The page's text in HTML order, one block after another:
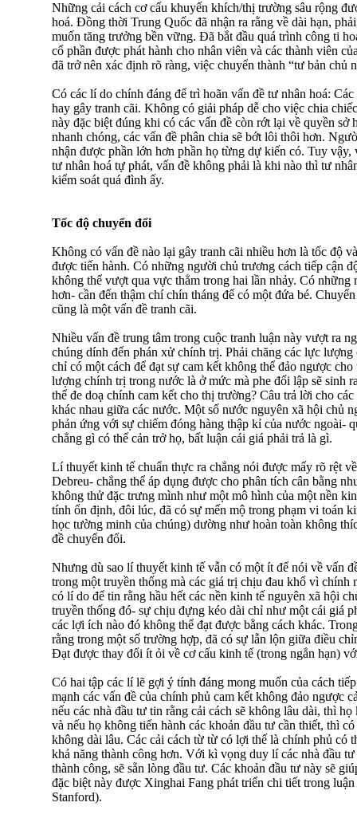
Những cải cách cơ cấu khuyến khích/thị trường sâu rộng
hoá. Đồng thời Trung Quốc đã nhận ra rằng về dài hạn,
muốn tăng trưởng bền vững. Đã bắt đầu quá trình công ti
cổ phần được phát hành cho nhân viên và các thành viên
đã trở nên xác định rõ ràng, việc chuyển thành “tư bản chủ
Có các lí do chính đáng để trì hoãn vấn đề tư nhân hoá:
hay gây tranh cãi. Không có giải pháp dễ cho việc chia
này đặc biệt đúng khi có các vấn đề còn rớt lại về quyền
nhanh chóng, các vấn đề phân chia sẽ bớt lôi thôi hơn.
nhận được phần lớn hơn phần họ từng dự kiến có. Tuy
tư nhân hoá tự phát, vấn đề không phải là khi nào thì tư
kiểm soát quá đình ấy.
Tốc độ chuyển đổi
Không có vấn đề nào lại gây tranh cãi nhiều hơn là tốc độ
được tiến hành. Có những người chủ trương cách tiếp cận
không thể vượt qua vực thẳm trong hai lần nhảy. Có
hơn- cần đến thậm chí chín tháng để có một đứa bé.
cũng là một vấn đề tranh cãi.
Nhiều vấn đề trung tâm trong cuộc tranh luận này vượt ra
chúng dính đến phán xử chính trị. Phải chăng các lực
chỉ có một cách để đạt sự cam kết không thể đảo ngược
lượng chính trị trong nước là ở mức mà phe đối lập sẽ sinh
thể đe doạ chính cam kết cho thị trường? Câu trả lời cho
khác nhau giữa các nước. Một số nước nguyên xã hội chủ
phản ứng với sự chiếm đóng hàng thập kỉ của nước ngoài-
chẳng gì có thể cản trở họ, bất luận cái giá phải trả là gì.
Lí thuyết kinh tế chuẩn thực ra chẳng nói được mấy rõ rệt
Debreu- chẳng thể áp dụng được cho phân tích cân bằng
không thử đặc trưng mình như một mô hình của một nền
tính ổn định, đôi lúc, đã có sự mến mộ trong phạm vi toán
học tường minh của chúng) dường như hoàn toàn không
đề chuyển đổi.
Nhưng dù sao lí thuyết kinh tế vẫn có một ít để nói về vấn
trong một truyền thống mà các giá trị chịu đau khổ vì chính
có lí do để tin rằng hầu hết các nền kinh tế nguyên xã hội
truyền thống đó- sự chịu đựng kéo dài chỉ như một cái giá
các lợi ích nào đó không thể đạt được bằng cách khác.
rằng trong một số trường hợp, đã có sự lẫn lộn giữa điều
Đạt được thay đổi ít ỏi về cơ cấu kinh tế (trong ngắn hạn)
Có hai tập các lí lẽ gợi ý tính đáng mong muốn của cách
mạnh các vấn đề của chính phủ cam kết không đảo ngược
nếu các nhà đầu tư tin rằng cải cách sẽ không lâu dài, thì
và nếu họ không tiến hành các khoản đầu tư cần thiết, thì
không dài lâu. Các cải cách từ từ có lợi thế là chính phủ có
khả năng thành công hơn. Với kì vọng duy lí các nhà đầu
thành công, sẽ sẵn lòng đầu tư. Các khoản đầu tư này sẽ
đặc biệt này được Xinghai Fang phát triển chi tiết trong
Stanford).